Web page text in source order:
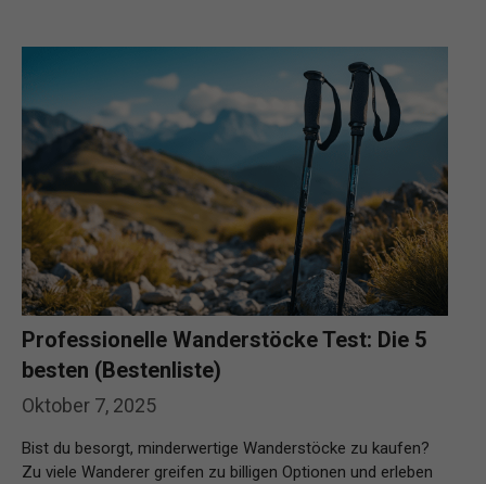
Oktober 7, 2025
Professionelle Wanderstöcke Test: Die 5
besten (Bestenliste)
Bist du besorgt, minderwertige Wanderstöcke zu kaufen?
Zu viele Wanderer greifen zu billigen Optionen und erleben